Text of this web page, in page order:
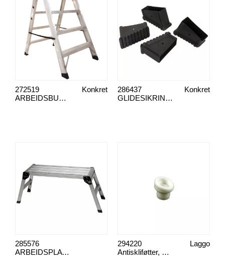
ARBEIDSBUKK, 4-TRINNS DOBBEL
Konkret
272519
GLIDESIKRINGSFØTTER TIL 2 TRINN
Konkret
286437
ARBEIDSPLATTFORM, 92X30X50CM
285576
Antiskliføtter, hvit rund
Laggo
294220